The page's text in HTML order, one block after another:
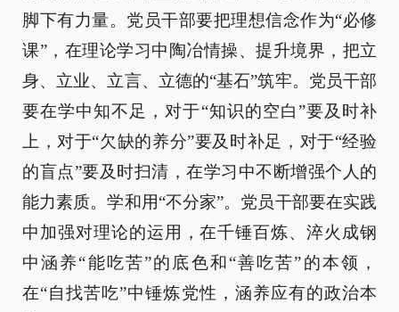
脚下有力量。党员干部要把理想信念作为“必修
课”，在理论学习中陶冶情操、提升境界，把立
身、立业、立言、立德的“基石”筑牢。党员干部
要在学中知不足，对于“知识的空白”要及时补
上，对于“欠缺的养分”要及时补足，对于“经验
的盲点”要及时扫清，在学习中不断增强个人的
能力素质。学和用“不分家”。党员干部要在实践
中加强对理论的运用，在千锤百炼、淬火成钢
中涵养“能吃苦”的底色和“善吃苦”的本领，
在“自找苦吃”中锤炼党性，涵养应有的政治本